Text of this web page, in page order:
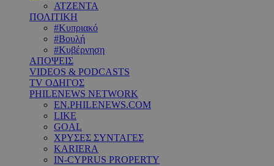
ΑΤΖΕΝΤΑ
ΠΟΛΙΤΙΚΗ
#Κυπριακό
#Βουλή
#Κυβέρνηση
ΑΠΟΨΕΙΣ
VIDEOS & PODCASTS
TV ΟΔΗΓΟΣ
PHILENEWS NETWORK
EN.PHILENEWS.COM
LIKE
GOAL
ΧΡΥΣΕΣ ΣΥΝΤΑΓΕΣ
KARIERA
IN-CYPRUS PROPERTY